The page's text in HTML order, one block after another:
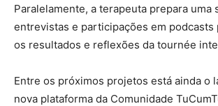
Paralelamente, a terapeuta prepara uma
entrevistas e participações em podcasts
os resultados e reflexões da tournée
Entre os próximos projetos está ainda o
nova plataforma da Comunidade